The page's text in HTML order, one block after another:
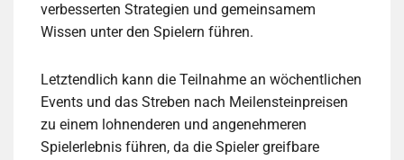
verbesserten Strategien und gemeinsamem
Wissen unter den Spielern führen.
Letztendlich kann die Teilnahme an wöchentlichen
Events und das Streben nach Meilensteinpreisen
zu einem lohnenderen und angenehmeren
Spielerlebnis führen, da die Spieler greifbare